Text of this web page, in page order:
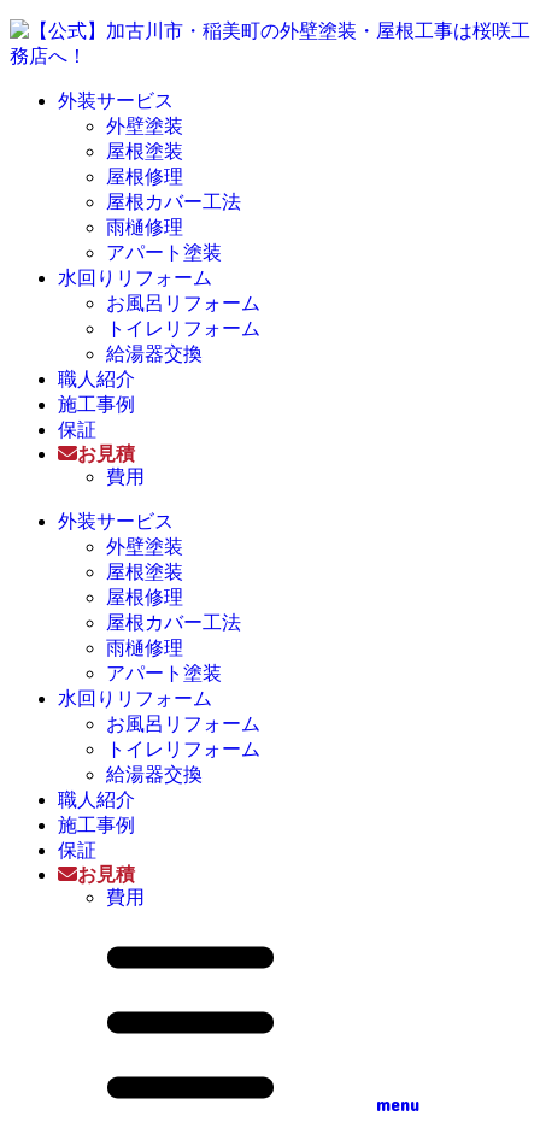
外装サービス
外壁塗装
屋根塗装
屋根修理
屋根カバー工法
雨樋修理
アパート塗装
水回りリフォーム
お風呂リフォーム
トイレリフォーム
給湯器交換
職人紹介
施工事例
保証
お見積
費用
外装サービス
外壁塗装
屋根塗装
屋根修理
屋根カバー工法
雨樋修理
アパート塗装
水回りリフォーム
お風呂リフォーム
トイレリフォーム
給湯器交換
職人紹介
施工事例
保証
お見積
費用
menu